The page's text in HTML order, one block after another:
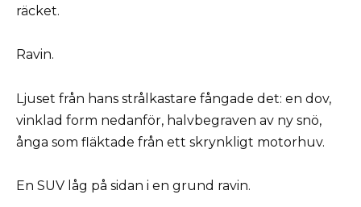
räcket.
Ravin.
Ljuset från hans strålkastare fångade det: en dov,
vinklad form nedanför, halvbegraven av ny snö,
ånga som fläktade från ett skrynkligt motorhuv.
En SUV låg på sidan i en grund ravin.